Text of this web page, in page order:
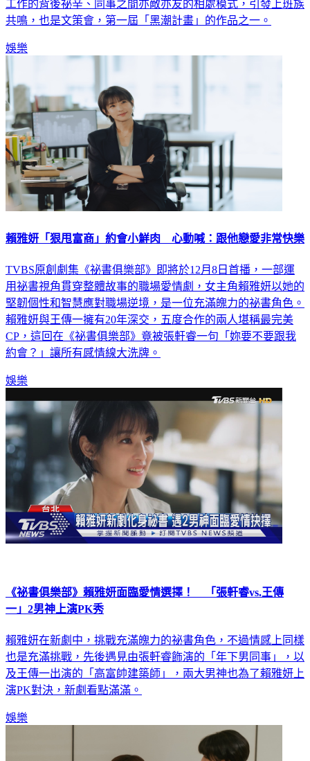
工作的背後祕辛、同事之間亦敵亦友的相處模式，引發上班族
共鳴，也是文策會，第一屆「黑潮計畫」的作品之一。
娛樂
賴雅妍「狠甩富商」約會小鮮肉 心動喊：跟他戀愛非常快樂
TVBS原創劇集《祕書俱樂部》即將於12月8日首播，一部運
用祕書視角貫穿整體故事的職場愛情劇，女主角賴雅妍以她的
堅韌個性和智慧應對職場逆境，是一位充滿魄力的祕書角色。
賴雅妍與王傳一擁有20年深交，五度合作的兩人堪稱最完美
CP，這回在《祕書俱樂部》竟被張軒睿一句「妳要不要跟我
約會？」讓所有感情線大洗牌。
娛樂
《祕書俱樂部》賴雅妍面臨愛情選擇！ 「張軒睿vs.王傳
一」2男神上演PK秀
賴雅妍在新劇中，挑戰充滿魄力的祕書角色，不過情感上同樣
也是充滿挑戰，先後遇見由張軒睿飾演的「年下男同事」，以
及王傳一出演的「高富帥建築師」，兩大男神也為了賴雅妍上
演PK對決，新劇看點滿滿。
娛樂